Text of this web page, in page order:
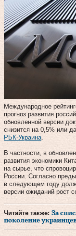
Международное
прогноз развития
обновленной версии
снизится на 0,5% или
РБК-Украина
В частности, в
развития экономики
на сырье, что
России. Согласно
в следующем году
версии ожиданий рост
Читайте также: За
поколение